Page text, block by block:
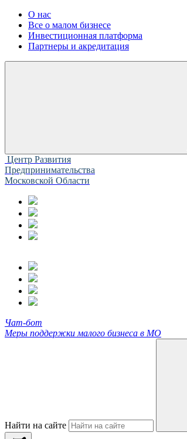
О нас
Все о малом бизнесе
Инвестиционная платформа
Партнеры и акредитация
Центр Развития
Предпринимательства
Московской Области
Чат-бот
Меры поддержки малого бизнеса в МО
Найти на сайте